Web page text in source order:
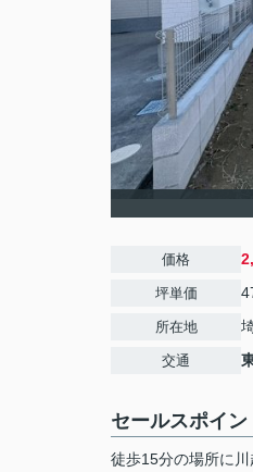
価格
坪単価
所在地
交通
セールスポイン
徒歩15分の場所に